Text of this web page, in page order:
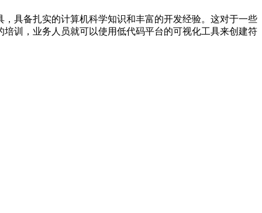
具备扎实的计算机科学知识和丰富的开发经验。这对于一些
训，业务人员就可以使用低代码平台的可视化工具来创建符